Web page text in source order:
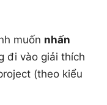
muốn nhấn
đi vào giải thích
(theo kiểu